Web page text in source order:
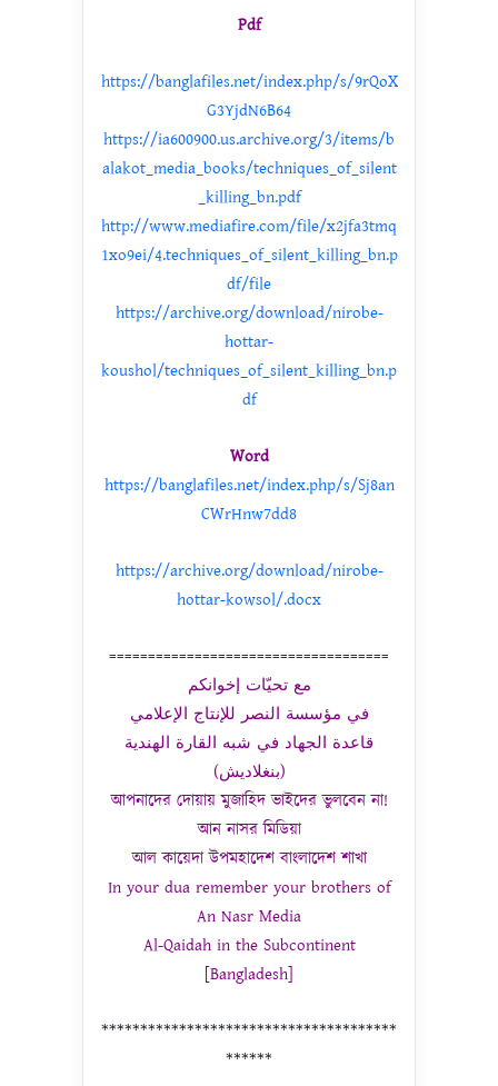
Pdf
https://banglafiles.net/index.php/s/9rQoX
G3YjdN6B64
https://ia600900.us.archive.org/3/items/b
alakot_media_books/techniques_of_silent
_killing_bn.pdf
http://www.mediafire.com/file/x2jfa3tmq
1xo9ei/4.techniques_of_silent_killing_bn.p
df/file
https://archive.org/download/nirobe-
hottar-
koushol/techniques_of_silent_killing_bn.p
df
Word
https://banglafiles.net/index.php/s/Sj8an
CWrHnw7dd8
https://archive.org/download/nirobe-
hottar-kowsol/.docx
====================================
مع تحيّات إخوانكم
في مؤسسة النصر للإنتاج الإعلامي
قاعدة الجهاد في شبه القارة الهندية
(بنغلاديش)
আপনাদের দোয়ায় মুজাহিদ ভাইদের ভুলবেন না!
আন নাসর মিডিয়া
আল কায়েদা উপমহাদেশ বাংলাদেশ শাখা
In your dua remember your brothers of
An Nasr Media
Al-Qaidah in the Subcontinent
[Bangladesh]
**************************************
******